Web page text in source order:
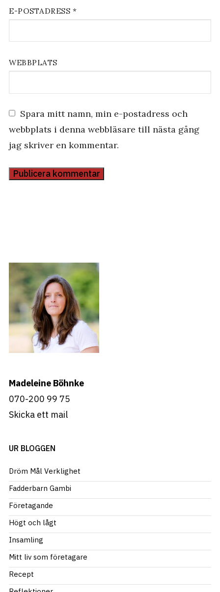
E-POSTADRESS *
WEBBPLATS
Spara mitt namn, min e-postadress och
webbplats i denna webbläsare till nästa gång
jag skriver en kommentar.
Madeleine Böhnke
070-200 99 75
Skicka ett mail
UR BLOGGEN
Dröm Mål Verklighet
Fadderbarn Gambi
Företagande
Högt och lågt
Insamling
Mitt liv som företagare
Recept